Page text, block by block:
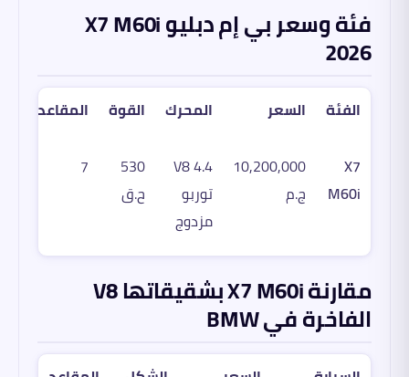
فئة وسعر بي إم دبليو X7 M60i
2026
الفئة السعر المحرك القوة المقاعد
X7
M60i
10,200,000
ج.م
4.4 V8
توربو
مزدوج
530
ح.ق
7
مقارنة X7 M60i بشقيقاتها V8
الفاخرة في BMW